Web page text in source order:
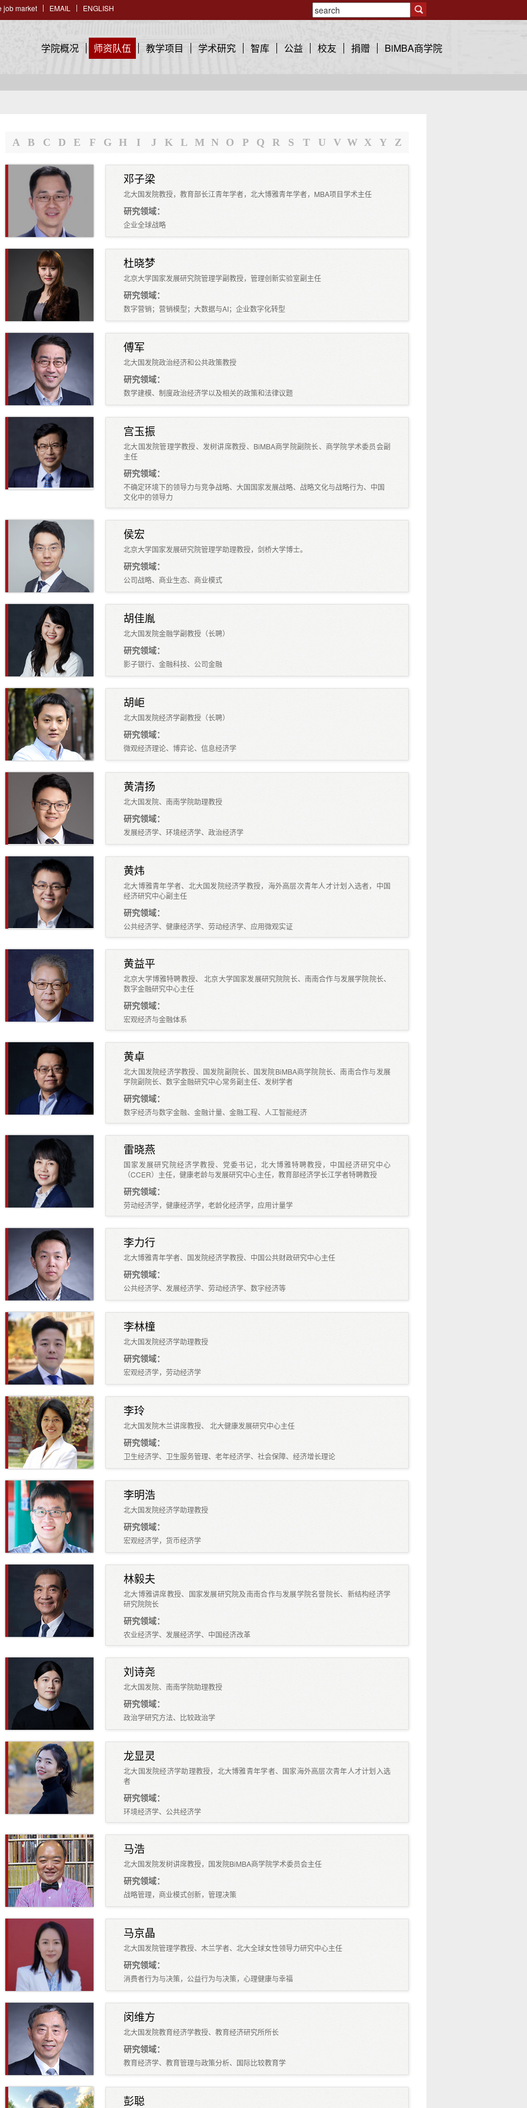
job market EMAIL ENGLISH
学院概况 师资队伍 教学项目 学术研究 智库 公益 校友 捐赠 BiMBA商学院
A B C D E F G H I J K L M N O P Q R S T U V W X Y Z
邓子梁
北大国发院教授，教育部长江青年学者，北大博雅青年学者，MBA项目学术主任
研究领域：
企业全球战略
杜晓梦
北京大学国家发展研究院管理学副教授，管理创新实验室副主任
研究领域：
数字营销；营销模型；大数据与AI；企业数字化转型
傅军
北大国发院政治经济和公共政策教授
研究领域：
数学建模、制度政治经济学以及相关的政策和法律议题
宫玉振
北大国发院管理学教授、发树讲席教授、BiMBA商学院副院长、商学院学术委员会副
主任
研究领域：
不确定环境下的领导力与竞争战略、大国国家发展战略、战略文化与战略行为、中国
文化中的领导力
侯宏
北京大学国家发展研究院管理学助理教授，剑桥大学博士。
研究领域：
公司战略、商业生态、商业模式
胡佳胤
北大国发院金融学副教授（长聘）
研究领域：
影子银行、金融科技、公司金融
胡岠
北大国发院经济学副教授（长聘）
研究领域：
微观经济理论、博弈论、信息经济学
黄清扬
北大国发院、南南学院助理教授
研究领域：
发展经济学、环境经济学、政治经济学
黄炜
北大博雅青年学者、北大国发院经济学教授，海外高层次青年人才计划入选者，中国
经济研究中心副主任
研究领域：
公共经济学、健康经济学、劳动经济学、应用微观实证
黄益平
北京大学博雅特聘教授、 北京大学国家发展研究院院长、南南合作与发展学院院长、
数字金融研究中心主任
研究领域：
宏观经济与金融体系
黄卓
北大国发院经济学教授、国发院副院长、国发院BiMBA商学院院长、南南合作与发展
学院副院长、数字金融研究中心常务副主任、发树学者
研究领域：
数字经济与数字金融、金融计量、金融工程、人工智能经济
雷晓燕
国家发展研究院经济学教授、党委书记，北大博雅特聘教授，中国经济研究中心
（CCER）主任，健康老龄与发展研究中心主任，教育部经济学长江学者特聘教授
研究领域：
劳动经济学，健康经济学，老龄化经济学，应用计量学
李力行
北大博雅青年学者、国发院经济学教授、中国公共财政研究中心主任
研究领域：
公共经济学、发展经济学、劳动经济学、数字经济等
李林橦
北大国发院经济学助理教授
研究领域：
宏观经济学，劳动经济学
李玲
北大国发院木兰讲席教授、 北大健康发展研究中心主任
研究领域：
卫生经济学、卫生服务管理、老年经济学、社会保障、经济增长理论
李明浩
北大国发院经济学助理教授
研究领域：
宏观经济学，货币经济学
林毅夫
北大博雅讲席教授、国家发展研究院及南南合作与发展学院名誉院长、新结构经济学
研究院院长
研究领域：
农业经济学、发展经济学、中国经济改革
刘诗尧
北大国发院、南南学院助理教授
研究领域：
政治学研究方法、比较政治学
龙显灵
北大国发院经济学助理教授，北大博雅青年学者、国家海外高层次青年人才计划入选
者
研究领域：
环境经济学、公共经济学
马浩
北大国发院发树讲席教授，国发院BiMBA商学院学术委员会主任
研究领域：
战略管理，商业模式创新，管理决策
马京晶
北大国发院管理学教授、木兰学者、北大全球女性领导力研究中心主任
研究领域：
消费者行为与决策，公益行为与决策，心理健康与幸福
闵维方
北大国发院教育经济学教授、教育经济研究所所长
研究领域：
教育经济学、教育管理与政策分析、国际比较教育学
彭聪